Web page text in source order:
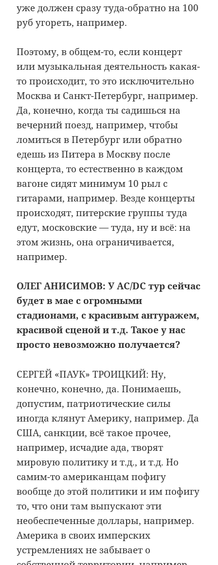
уже должен сразу туда-обратно на 100
руб угореть, например.
Поэтому, в общем-то, если концерт
или музыкальная деятельность какая-
то происходит, то это исключительно
Москва и Санкт-Петербург, например.
Да, конечно, когда ты садишься на
вечерний поезд, например, чтобы
ломиться в Петербург или обратно
едешь из Питера в Москву после
концерта, то естественно в каждом
вагоне сидят минимум 10 рыл с
гитарами, например. Везде концерты
происходят, питерские группы туда
едут, московские — туда, ну и всё: на
этом жизнь, она ограничивается,
например.
ОЛЕГ АНИСИМОВ: УAC/DC тур сейчас
будет в мае с огромными
стадионами, с красивым антуражем,
красивой сценой и т.д. Такое у нас
просто невозможно получается?
СЕРГЕЙ «ПАУК» ТРОИЦКИЙ: Ну,
конечно, конечно, да. Понимаешь,
допустим, патриотические силы
иногда клянут Америку, например. Да
США, санкции, всё такое прочее,
например, исчадие ада, творят
мировую политику и т.д., и т.д. Но
самим-то американцам пофигу
вообще до этой политики и им пофигу
то, что они там выпускают эти
необеспеченные доллары, например.
Америка в своих имперских
устремлениях не забывает о